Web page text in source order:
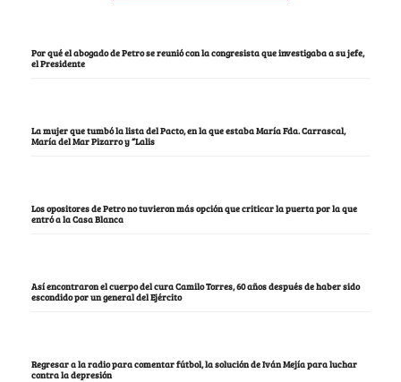
Por qué el abogado de Petro se reunió con la congresista que investigaba a su jefe,
el Presidente
La mujer que tumbó la lista del Pacto, en la que estaba María Fda. Carrascal,
María del Mar Pizarro y “Lalis
Los opositores de Petro no tuvieron más opción que criticar la puerta por la que
entró a la Casa Blanca
Así encontraron el cuerpo del cura Camilo Torres, 60 años después de haber sido
escondido por un general del Ejército
Regresar a la radio para comentar fútbol, la solución de Iván Mejía para luchar
contra la depresión